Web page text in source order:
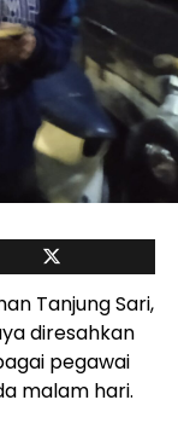
Tanjung Sari,
diresahkan
pegawai
malam hari.